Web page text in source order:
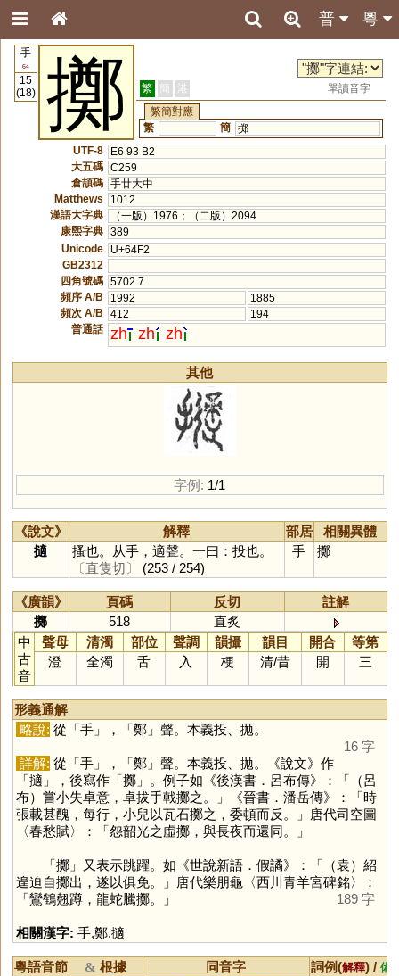
粵
普
手
64
15
(18)
擲 繁 簡 港
單讀音字
繁簡對應
繁
簡 掷
UTF-8
E6 93 B2
大五碼 C259
倉頡碼 手廿大中
Matthews
1012
漢語大字典
（一版）1976；（二版）2094
康熙字典 389
Unicode
U+64F2
GB2312
四角號碼 5702.7
頻序 A/B
1992
1885
頻次 A/B
412
194
普通話 zh zh zh
其他
字例: 1/1
《說文》 解釋 部居
相關異體
擿
搔也。从手，適聲。一曰：投也。
〔直隻切〕
(253 / 254)
手 擲
《廣韻》 頁碼 反切
註解
擲
518
直炙
中
古
音
聲母 清濁 部位 聲調 韻攝 韻目 開合
等第
澄
全濁 舌 入 梗 清/昔 開 三
形義通解
略說: 從「手」，「鄭」聲。本義投、拋。
16 字
詳解: 從「手」，「鄭」聲。本義投、拋。《說文》作
「擿 」，後寫作「擲」。例子如《後漢書．呂布傳》：「（呂
布）嘗小失卓意，卓拔手戟擲之。」《晉書．潘岳傳》：「時
張載甚醜，每行，小兒以瓦石擲之，委頓而反。」唐代司空圖
〈春愁賦〉：「怨韶光之虛擲，與長夜而還同。」
「擲」又表示跳躍。如《世說新語．假譎》：「（袁）紹
遑迫自擲出，遂以俱免。」唐代樂朋龜〈西川青羊宮碑銘〉：
「鸞鶴翹蹲，龍蛇騰擲。」
189 字
相關漢字: 手,鄭,擿
粵語音節 & 根據 同音字 詞例(解釋) / 備